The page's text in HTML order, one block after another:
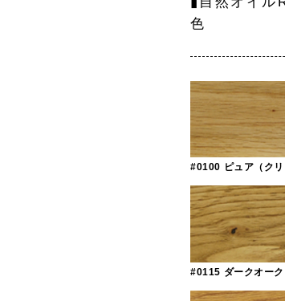
※画像は
#0100 ピュア（クリ
#0115 ダークオーク